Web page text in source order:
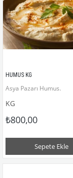
HUMUS KG
Asya Pazarı Humus.
KG
₺800,00
Sepete Ekle